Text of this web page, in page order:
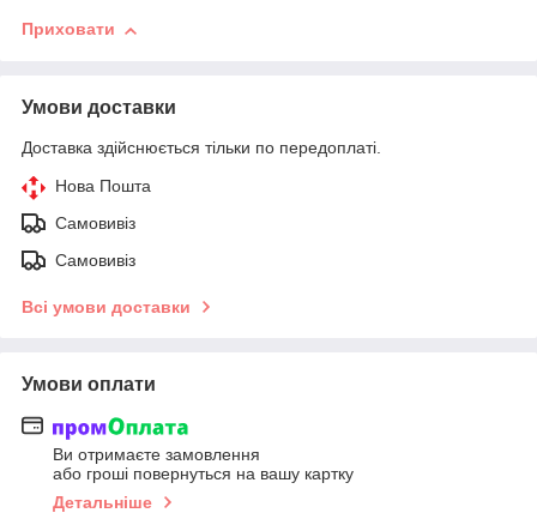
Приховати
Умови доставки
Доставка здійснюється тільки по передоплаті.
Нова Пошта
Самовивіз
Самовивіз
Всі умови доставки
Умови оплати
Ви отримаєте замовлення
або гроші повернуться на вашу картку
Детальніше